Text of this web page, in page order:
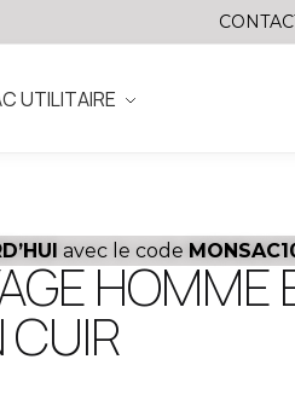
UTILITAIRE
avec le code
HOMME
CUIR